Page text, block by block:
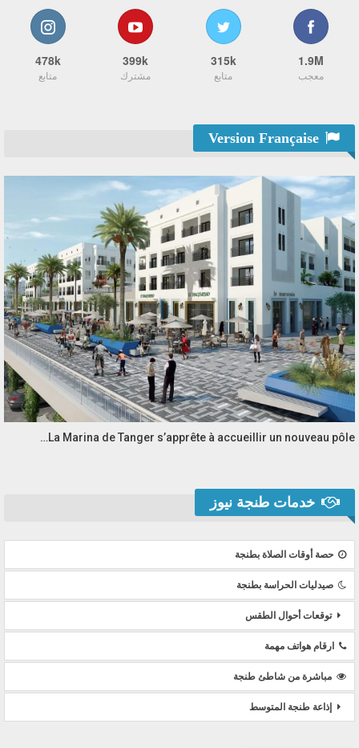
1.9M
معجب
315k
متابع
399k
مشترك
478k
متابع
La Marina de Tanger s’apprête à accueillir un nouveau pôle…
خدمات طنجة نيوز
حصة أوقات الصلاة بطنجة
صيدليات الحراسة بطنجة
توقعات أحوال الطقس
ارقام هواتف مهمة
مباشرة من شاطئ طنجة
إذاعة طنجة المتوسط